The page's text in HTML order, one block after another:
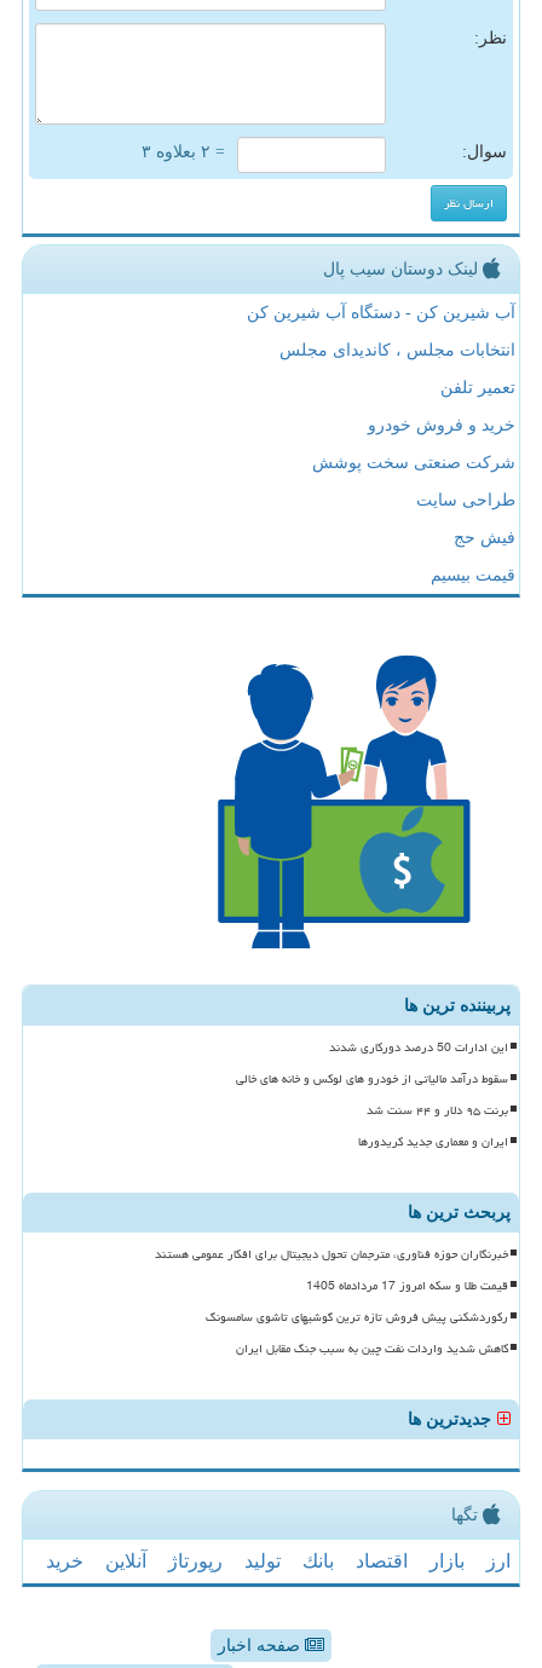
نظر:
سوال: = ۲ بعلاوه ۳
لینک دوستان سیب پال
آب شیرین کن - دستگاه آب شیرین کن
انتخابات مجلس ، کاندیدای مجلس
تعمیر تلفن
خرید و فروش خودرو
شرکت صنعتی سخت پوشش
طراحی سایت
فیش حج
قیمت بیسیم
پربیننده ترین ها
این ادارات 50 درصد دورکاری شدند
سقوط درآمد مالیاتی از خودرو های لوکس و خانه های خالی
برنت ۹۵ دلار و ۴۴ سنت شد
ایران و معماری جدید کریدورها
پربحث ترین ها
خبرنگاران حوزه فناوری، مترجمان تحول دیجیتال برای افکار عمومی هستند
قیمت طلا و سکه امروز 17 مردادماه 1405
رکوردشکنی پیش فروش تازه ترین گوشیهای تاشوی سامسونگ
کاهش شدید واردات نفت چین به سبب جنگ مقابل ایران
جدیدترین ها
تگها
ارز بازار اقتصاد بانك تولید رپورتاژ آنلاین خرید
صفحه اخبار